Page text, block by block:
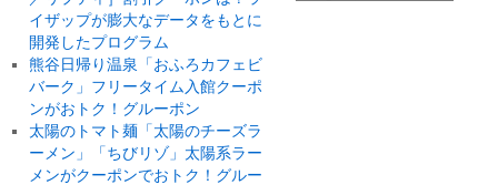
イザップが膨大なデータをもとに
開発したプログラム
熊谷日帰り温泉「おふろカフェビ
バーク」フリータイム入館クーポ
ンがおトク！グルーポン
太陽のトマト麺「太陽のチーズラ
ーメン」「ちびリゾ」太陽系ラー
メンがクーポンでおトク！グルー